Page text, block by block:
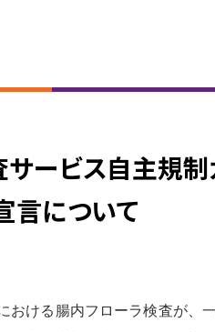
ービス自主規制
言について
おける腸内フローラ検査が、